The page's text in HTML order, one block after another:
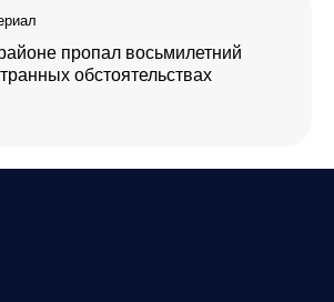
пропал восьмилетний
обстоятельствах